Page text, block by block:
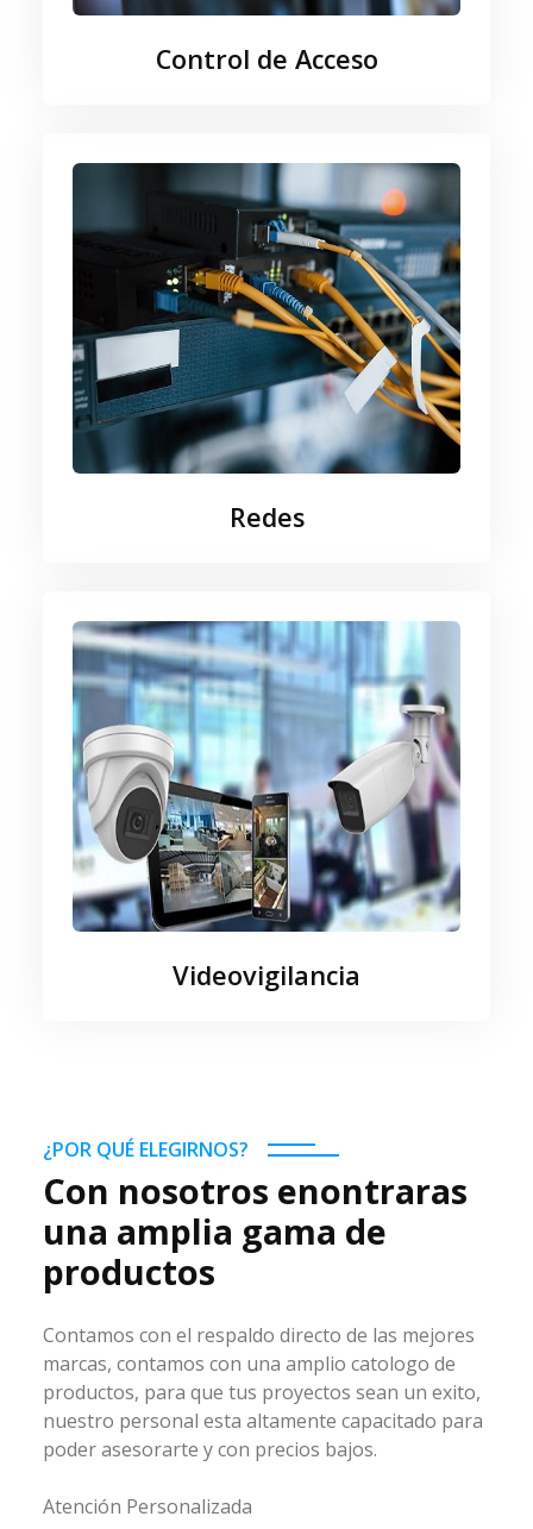
Control de Acceso
Redes
Videovigilancia
¿POR QUÉ ELEGIRNOS?
Con nosotros enontraras
una amplia gama de
productos
Contamos con el respaldo directo de las mejores
marcas, contamos con una amplio catologo de
productos, para que tus proyectos sean un exito,
nuestro personal esta altamente capacitado para
poder asesorarte y con precios bajos.
Atención Personalizada